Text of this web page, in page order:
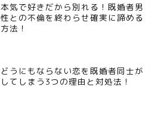
本気で好きだから別れる！既婚者男
性との不倫を終わらせ確実に諦める
方法！
どうにもならない恋を既婚者同士が
してしまう3つの理由と対処法！